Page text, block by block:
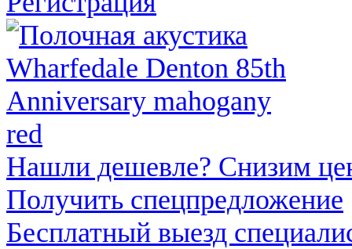
Нашли дешевле? Снизим
Получить спецпредложение
Бесплатный выезд